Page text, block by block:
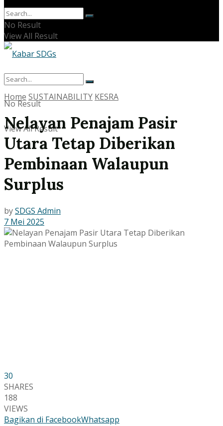
No Result
View All Result
No Result
View All Result
Home SUSTAINABILITY KESRA
Nelayan Penajam Pasir
Utara Tetap Diberikan
Pembinaan Walaupun
Surplus
bySDGS Admin
7 Mei 2025
30
SHARES
188
VIEWS
Bagikan di FacebookWhatsapp